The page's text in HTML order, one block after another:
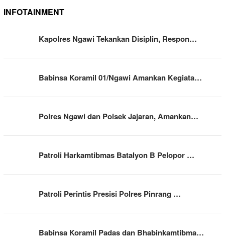
INFOTAINMENT
Kapolres Ngawi Tekankan Disiplin, Respon…
Babinsa Koramil 01/Ngawi Amankan Kegiata…
Polres Ngawi dan Polsek Jajaran, Amankan…
Patroli Harkamtibmas Batalyon B Pelopor …
Patroli Perintis Presisi Polres Pinrang …
Babinsa Koramil Padas dan Bhabinkamtibma…